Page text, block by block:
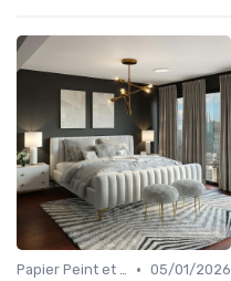
Papier Peint et Revêtements Muraux • 05/01/2026